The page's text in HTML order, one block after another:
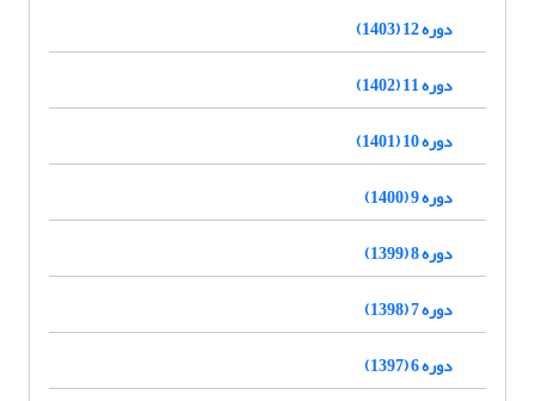
دوره 12 (1403)
دوره 11 (1402)
دوره 10 (1401)
دوره 9 (1400)
دوره 8 (1399)
دوره 7 (1398)
دوره 6 (1397)